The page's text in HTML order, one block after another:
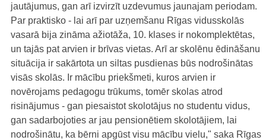
jautājumus, gan arī izvirzīt uzdevumus jaunajam periodam.
Par praktisko - lai arī par uzņemšanu Rīgas vidusskolās
vasarā bija zināma ažiotāža, 10. klases ir nokomplektētas,
un tajās pat arvien ir brīvas vietas. Arī ar skolēnu ēdināšanu
situācija ir sakārtota un siltas pusdienas būs nodrošinātas
visās skolās. Ir mācību priekšmeti, kuros arvien ir
novērojams pedagogu trūkums, tomēr skolas atrod
risinājumus - gan piesaistot skolotājus no studentu vidus,
gan sadarbojoties ar jau pensionētiem skolotājiem, lai
nodrošinātu, ka bērni apgūst visu mācību vielu," saka Rīgas